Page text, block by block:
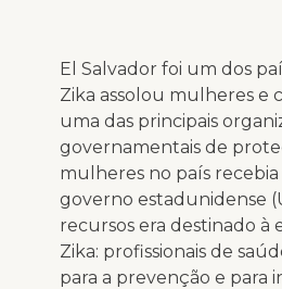
El Salvador foi um dos
Zika assolou mulheres e
uma das principais
governamentais de
mulheres no país
governo estadunidense
recursos era destinado à
Zika: profissionais de
para a prevenção e para